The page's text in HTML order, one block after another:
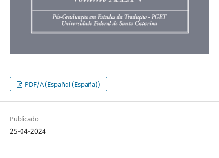
PDF/A (Español (España))
Publicado
25-04-2024